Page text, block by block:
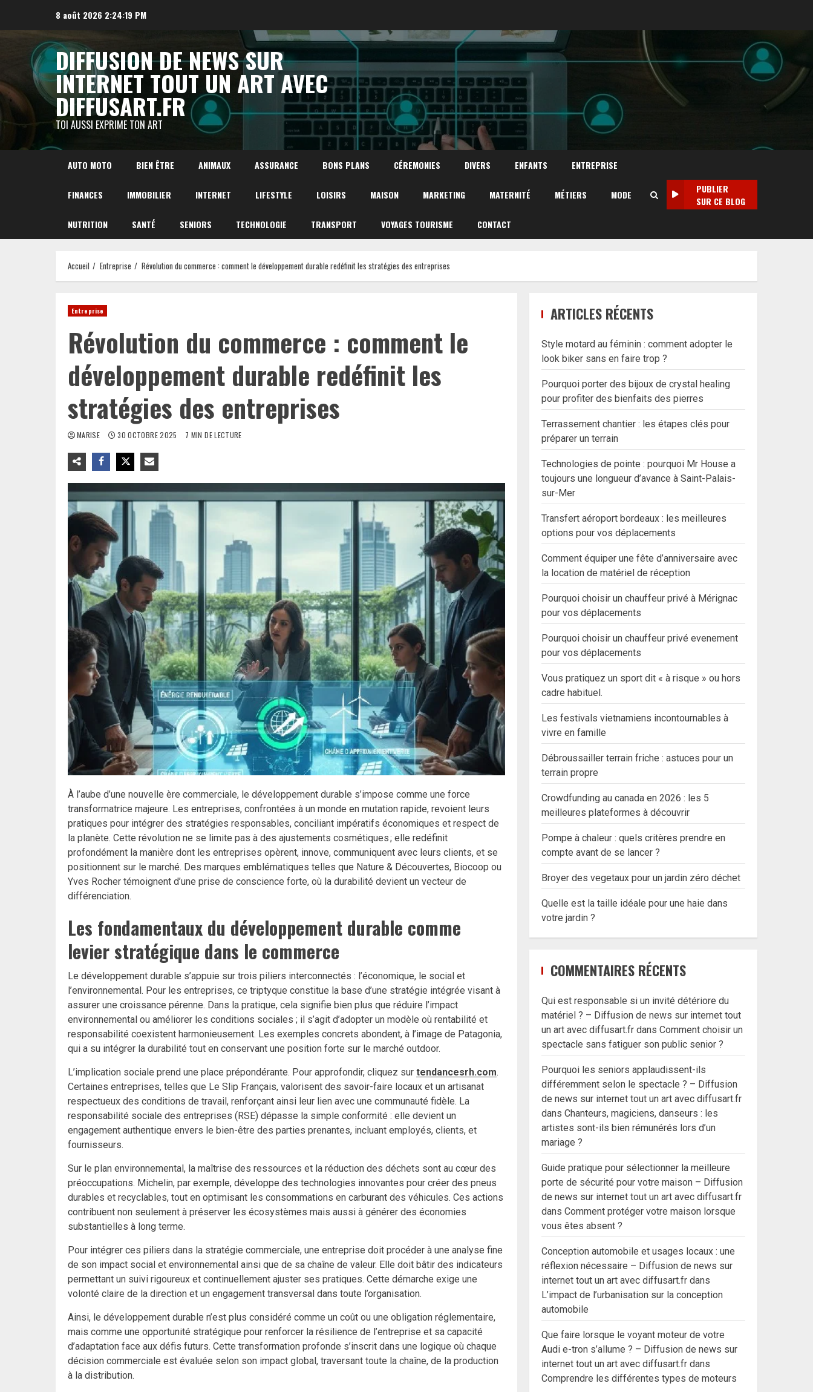
contenu
8 août 2026 2:24:20 PM
DIFFUSION DE NEWS SUR
INTERNET TOUT UN ART AVEC
DIFFUSART.FR
TOI AUSSI EXPRIME TON ART
AUTO MOTO BIEN ÊTRE ANIMAUX ASSURANCE BONS PLANS CÉREMONIES DIVERS ENFANTS ENTREPRISE
FINANCES IMMOBILIER INTERNET LIFESTYLE LOISIRS MAISON MARKETING MATERNITÉ MÉTIERS MODE
NUTRITION SANTÉ SENIORS TECHNOLOGIE TRANSPORT VOYAGES TOURISME CONTACT
PUBLIER
SUR CE BLOG
Accueil Entreprise Révolution du commerce : comment le développement durable redéfinit les stratégies des entreprises
Entreprise
Révolution du commerce : comment le
développement durable redéfinit les
stratégies des entreprises
MARISE 30 OCTOBRE 2025 7 MIN DE LECTURE
À l’aube d’une nouvelle ère commerciale, le développement durable s’impose comme une force
transformatrice majeure. Les entreprises, confrontées à un monde en mutation rapide, revoient leurs
pratiques pour intégrer des stratégies responsables, conciliant impératifs économiques et respect de
la planète. Cette révolution ne se limite pas à des ajustements cosmétiques ; elle redéfinit
profondément la manière dont les entreprises opèrent, innove, communiquent avec leurs clients, et se
positionnent sur le marché. Des marques emblématiques telles que Nature & Découvertes, Biocoop ou
Yves Rocher témoignent d’une prise de conscience forte, où la durabilité devient un vecteur de
différenciation.
Les fondamentaux du développement durable comme
levier stratégique dans le commerce
Le développement durable s’appuie sur trois piliers interconnectés : l’économique, le social et
l’environnemental. Pour les entreprises, ce triptyque constitue la base d’une stratégie intégrée visant à
assurer une croissance pérenne. Dans la pratique, cela signifie bien plus que réduire l’impact
environnemental ou améliorer les conditions sociales ; il s’agit d’adopter un modèle où rentabilité et
responsabilité coexistent harmonieusement. Les exemples concrets abondent, à l’image de Patagonia,
qui a su intégrer la durabilité tout en conservant une position forte sur le marché outdoor.
L’implication sociale prend une place prépondérante. Pour approfondir, cliquez sur tendancesrh.com.
Certaines entreprises, telles que Le Slip Français, valorisent des savoir-faire locaux et un artisanat
respectueux des conditions de travail, renforçant ainsi leur lien avec une communauté fidèle. La
responsabilité sociale des entreprises (RSE) dépasse la simple conformité : elle devient un
engagement authentique envers le bien-être des parties prenantes, incluant employés, clients, et
fournisseurs.
Sur le plan environnemental, la maîtrise des ressources et la réduction des déchets sont au cœur des
préoccupations. Michelin, par exemple, développe des technologies innovantes pour créer des pneus
durables et recyclables, tout en optimisant les consommations en carburant des véhicules. Ces actions
contribuent non seulement à préserver les écosystèmes mais aussi à générer des économies
substantielles à long terme.
Pour intégrer ces piliers dans la stratégie commerciale, une entreprise doit procéder à une analyse fine
de son impact social et environnemental ainsi que de sa chaîne de valeur. Elle doit bâtir des indicateurs
permettant un suivi rigoureux et continuellement ajuster ses pratiques. Cette démarche exige une
volonté claire de la direction et un engagement transversal dans toute l’organisation.
Ainsi, le développement durable n’est plus considéré comme un coût ou une obligation réglementaire,
mais comme une opportunité stratégique pour renforcer la résilience de l’entreprise et sa capacité
d’adaptation face aux défis futurs. Cette transformation profonde s’inscrit dans une logique où chaque
décision commerciale est évaluée selon son impact global, traversant toute la chaîne, de la production
à la distribution.
ARTICLES RÉCENTS
Style motard au féminin : comment adopter le
look biker sans en faire trop ?
Pourquoi porter des bijoux de crystal healing
pour profiter des bienfaits des pierres
Terrassement chantier : les étapes clés pour
préparer un terrain
Technologies de pointe : pourquoi Mr House a
toujours une longueur d’avance à Saint-Palais-
sur-Mer
Transfert aéroport bordeaux : les meilleures
options pour vos déplacements
Comment équiper une fête d’anniversaire avec
la location de matériel de réception
Pourquoi choisir un chauffeur privé à Mérignac
pour vos déplacements
Pourquoi choisir un chauffeur privé evenement
pour vos déplacements
Vous pratiquez un sport dit « à risque » ou hors
cadre habituel.
Les festivals vietnamiens incontournables à
vivre en famille
Débroussailler terrain friche : astuces pour un
terrain propre
Crowdfunding au canada en 2026 : les 5
meilleures plateformes à découvrir
Pompe à chaleur : quels critères prendre en
compte avant de se lancer ?
Broyer des vegetaux pour un jardin zéro déchet
Quelle est la taille idéale pour une haie dans
votre jardin ?
COMMENTAIRES RÉCENTS
Qui est responsable si un invité détériore du
matériel ? – Diffusion de news sur internet tout
un art avec diffusart.fr dansComment choisir un
spectacle sans fatiguer son public senior ?
Pourquoi les seniors applaudissent-ils
différemment selon le spectacle ? – Diffusion
de news sur internet tout un art avec diffusart.fr
dansChanteurs, magiciens, danseurs : les
artistes sont-ils bien rémunérés lors d’un
mariage ?
Guide pratique pour sélectionner la meilleure
porte de sécurité pour votre maison – Diffusion
de news sur internet tout un art avec diffusart.fr
dansComment protéger votre maison lorsque
vous êtes absent ?
Conception automobile et usages locaux : une
réflexion nécessaire – Diffusion de news sur
internet tout un art avec diffusart.fr dans
L’impact de l’urbanisation sur la conception
automobile
Que faire lorsque le voyant moteur de votre
Audi e-tron s’allume ? – Diffusion de news sur
internet tout un art avec diffusart.fr dans
Comprendre les différentes types de moteurs